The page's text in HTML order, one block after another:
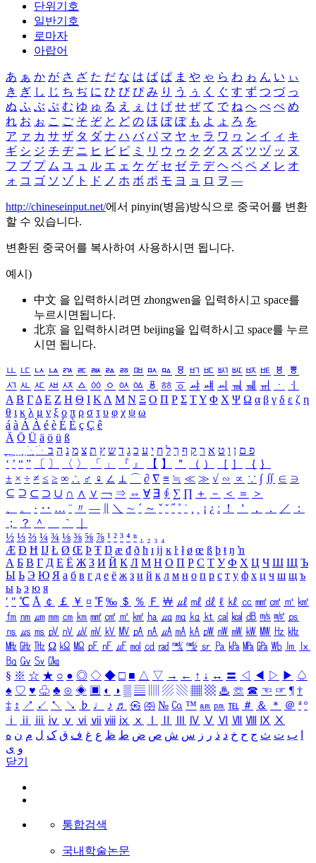
단위기호
일반기호
로마자
아랍어
あ ぁ か が さ ざ た だ な は ば ぱ ま や ゃ ら わ ゎ ん い ぃ
き ぎ し じ ち ぢ に ひ び ぴ み り う ぅ く ぐ す ず つ づ っ
ぬ ふ ぶ ぷ む ゆ ゅ る え ぇ け げ せ ぜ て で ね へ べ ぺ め
れ お ぉ こ ご そ ぞ と ど の ほ ぼ ぽ も よ ょ ろ を
ア ァ カ サ ザ タ ダ ナ ハ バ パ マ ヤ ャ ラ ワ ヮ ン イ ィ キ
ギ シ ジ チ ヂ ニ ヒ ビ ピ ミ リ ウ ゥ ク グ ス ズ ツ ヅ ッ ヌ
フ ブ プ ム ユ ュ ル エ ェ ケ ゲ セ ゼ テ デ ヘ ベ ペ メ レ オ
ォ コ ゴ ソ ゾ ト ド ノ ホ ボ ポ モ ヨ ョ ロ ヲ ―
http://chineseinput.net/에서 pinyin(병음)방식으로 중국어를 변환
할 수 있습니다.
변환된 중국어를 복사하여 사용하시면 됩니다.
예시)
中文 을 입력하시려면 zhongwen을 입력하시고 space를
누르시면됩니다.
北京 을 입력하시려면 beijing을 입력하시고 space를 누르
시면 됩니다.
ㅥ ㅦ ㅧ ㅨ ㅩ ㅪ ㅫ ㅬ ㅭ ㅮ ㅯ ㅰ ㅱ ㅲ ㅳ ㅴ ㅵ ㅶ ㅷ ㅸ
ㅹ
ㅺ ㅻ ㅼ ㅽ ㅾ ㅿ ㆀ ㆁ ㆂ ㆃ ㆄ ㆅ ㆆ ㆇ ㆈ ㆉ ㆊ ㆋ ㆌ ㆍ
ㆎ
Α Β ΓΔ Ε Ζ Η Θ Ι ΚΛ Μ Ν Ξ Ο Π Ρ Σ ΤΥ Φ Χ Ψ Ω α β γ δ ε ζ η
θ ι κ λ μ ν ξ ο π ρ σ τ υ φ χ ψ ω
á à Á À é è É È ç Ç ê
Ä Ö Ü ä ö ü ß
ִֶֹ ֻּ ׁׂ פ ם ן ו ט א ר ק ף ך ל ח י ע כ ג ד ש ץ ת צ מ נ ה ב
‘ ’ “ ” 〔 〕 〈 〉 「 」 『 』 【 】 ＂ （ ） ［ ］ ｛ ｝
± × ÷ ≠ ≤ ≥ ∞ ∴ ♂ ♀ ∠ ⊥ ⌒ ∂ ∇ ≡ ≒ ≪ ≫ √ ∽ ∝ ∵ ∫ ∬ ∈ ∋
⊆ ⊇ ⊂ ⊃ ∪ ∩ ∧ ∨ ￢ ⇒ ⇔ ∀ ∃ ∮ ∑ ∏ ＋ － ＜ ＝
＞
、
。 · ‥ … ¨ 〃 ― ＼ ∼ ´ ～ ˇ ˘ ˝ ˚ ˙ ¸ ¡ ¿ ː ！ ＇ ， ． ／
：
；
？ ＾ ｀
½ ⅓ ⅔ ¼ ¾ ⅛ ⅜ ⅝ ⅞ ¹ ² ³ ⁴ ⁿ ₁ ₂ ₃ ₄
Æ Ð Ħ Ĳ Ł Ø Œ Þ Ŧ Ŋ æ đ ð ħ ı ĳ ĸ ŀ ł ø œ ß þ ŧ ŋ ŉ
А Б В Г Д Е Ё Ж З И Й К Л М Н О П Р С Т У Ф Х Ц Ч Ш Щ Ъ
Ы Ь Э Ю Я а б в г д е ё ж з и й к л м н о п р с т у ф х ц ч ш щ ъ
ы ь э ю я
′ ″ ℃ Å ￠ ￡ ￥ ¤ ℉ ‰ ＄ ％ Ｆ ￦ ㎕ ㎖ ㎗ ℓ ㎘ ㏄ ㎣ ㎤ ㎥ ㎦
㎙ ㎚ ㎛ ㎜ ㎝ ㎞ ㎟ ㎠ ㎡ ㎢ ㏊ ㎍ ㎎ ㎏ ㏏ ㎈ ㎉ ㏈ ㎧ ㎨ ㎰
㎱ ㎲ ㎳ ㎴ ㎵ ㎶ ㎷ ㎸ ㎹ ㎀ ㎁ ㎂ ㎃ ㎄ ㎺ ㎻ ㎽ ㎾ ㎿ ㎐ ㎑
㎒ ㎓ ㎔ Ω ㏀ ㏁ ㎊ ㎋ ㎌ ㏖ ㏅ ㎭ ㎮ ㎯ ㏛ ㎩ ㎪ ㎫ ㎬ ㏝ ㏐
㏓
㏃ ㏉ ㏜ ㏆
§ ※ ☆ ★ ○ ● ◎ ◇ ◆ □ ■ △ ▽ → ← ↑ ↓ ↔ 〓 ◁ ◀ ▷ ▶ ♤
♠ ♡ ♥ ♧ ♣ ⊙ ◈ ▣ ◐ ◑ ▒ ▤ ▨ ▧ ▦ ▩ ♨ ☏ ☎ ☜ ☞ ¶ †
‡ ↕ ↗ ↙ ↖ ↘ ♭ ♩ ♪ ♬ ㉿ ㈜ № ㏇ ™ ㏂ ㏘ ℡ ＃ ＆ ＊ ＠ ª º
ⅰ
ⅱ ⅲ ⅳ ⅴ ⅵ ⅶ ⅷ ⅸ ⅹ Ⅳ Ⅴ Ⅵ Ⅶ Ⅷ Ⅸ Ⅹ
ب ت ث ج ح خ د ذ ر ز س ش ص ض ط ظ ع غ ف ق ک ل م ن ه
و ی
닫기
통합검색
국내학술논문